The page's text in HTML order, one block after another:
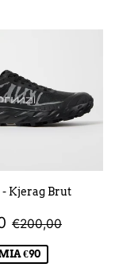
Kjerag Brut
€110,00
PREZZO DI
€200,00
€90